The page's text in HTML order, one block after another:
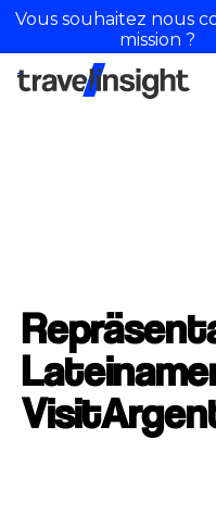
Vous souhaitez nous
mission ?